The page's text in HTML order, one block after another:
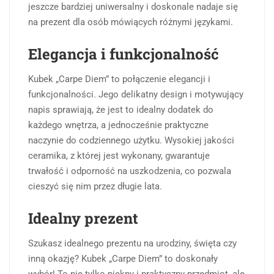
jeszcze bardziej uniwersalny i doskonale nadaje się
na prezent dla osób mówiących różnymi językami.
Elegancja i funkcjonalność
Kubek „Carpe Diem” to połączenie elegancji i
funkcjonalności. Jego delikatny design i motywujący
napis sprawiają, że jest to idealny dodatek do
każdego wnętrza, a jednocześnie praktyczne
naczynie do codziennego użytku. Wysokiej jakości
ceramika, z której jest wykonany, gwarantuje
trwałość i odporność na uszkodzenia, co pozwala
cieszyć się nim przez długie lata.
Idealny prezent
Szukasz idealnego prezentu na urodziny, święta czy
inną okazję? Kubek „Carpe Diem” to doskonały